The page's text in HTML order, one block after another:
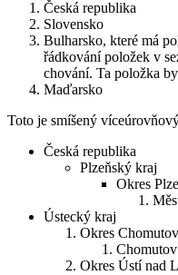
Česká republika
Slovensko
Bulharsko, které má
řádkování položek v
chování. Ta položka
Maďarsko
Toto je smíšený
Česká republika
Plzeňský kraj
Okres
Ústecký kraj
Okres Chomutov
Chomutov
Okres Ústí nad